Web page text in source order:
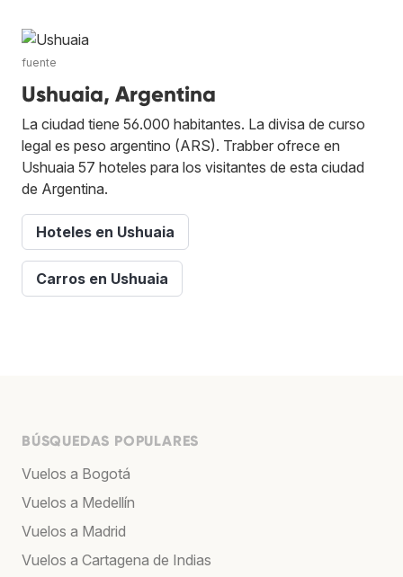
fuente
Ushuaia, Argentina
La ciudad tiene 56.000 habitantes. La divisa de curso
legal es peso argentino (ARS). Trabber ofrece en
Ushuaia 57 hoteles para los visitantes de esta ciudad
de Argentina.
Hoteles en Ushuaia
Carros en Ushuaia
BÚSQUEDAS POPULARES
Vuelos a Bogotá
Vuelos a Medellín
Vuelos a Madrid
Vuelos a Cartagena de Indias